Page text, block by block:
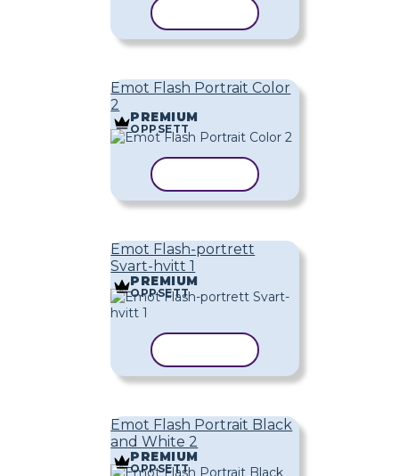
Emot Flash Portrait Color
2
PREMIUM
OPPSETT
Emot Flash-portrett
Svart-hvitt 1
PREMIUM
OPPSETT
Emot Flash Portrait Black
and White 2
PREMIUM
OPPSETT